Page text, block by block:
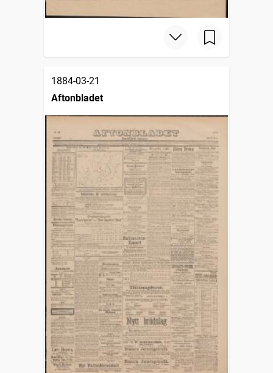
1884-03-21
Aftonbladet